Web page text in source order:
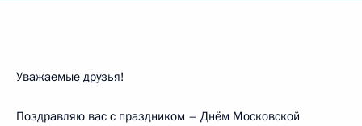
Уважаемые друзья!
Поздравляю вас с праздником – Днём Московской